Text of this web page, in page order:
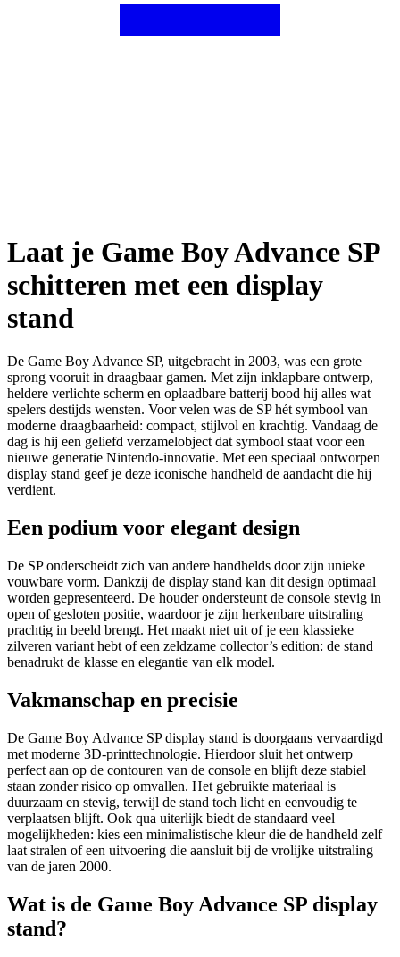
Laat je Game Boy Advance SP
schitteren met een display
stand
De Game Boy Advance SP, uitgebracht in 2003, was een grote
sprong vooruit in draagbaar gamen. Met zijn inklapbare ontwerp,
heldere verlichte scherm en oplaadbare batterij bood hij alles wat
spelers destijds wensten. Voor velen was de SP hét symbool van
moderne draagbaarheid: compact, stijlvol en krachtig. Vandaag de
dag is hij een geliefd verzamelobject dat symbool staat voor een
nieuwe generatie Nintendo-innovatie. Met een speciaal ontworpen
display stand geef je deze iconische handheld de aandacht die hij
verdient.
Een podium voor elegant design
De SP onderscheidt zich van andere handhelds door zijn unieke
vouwbare vorm. Dankzij de display stand kan dit design optimaal
worden gepresenteerd. De houder ondersteunt de console stevig in
open of gesloten positie, waardoor je zijn herkenbare uitstraling
prachtig in beeld brengt. Het maakt niet uit of je een klassieke
zilveren variant hebt of een zeldzame collector’s edition: de stand
benadrukt de klasse en elegantie van elk model.
Vakmanschap en precisie
De Game Boy Advance SP display stand is doorgaans vervaardigd
met moderne 3D-printtechnologie. Hierdoor sluit het ontwerp
perfect aan op de contouren van de console en blijft deze stabiel
staan zonder risico op omvallen. Het gebruikte materiaal is
duurzaam en stevig, terwijl de stand toch licht en eenvoudig te
verplaatsen blijft. Ook qua uiterlijk biedt de standaard veel
mogelijkheden: kies een minimalistische kleur die de handheld zelf
laat stralen of een uitvoering die aansluit bij de vrolijke uitstraling
van de jaren 2000.
Wat is de Game Boy Advance SP display
stand?